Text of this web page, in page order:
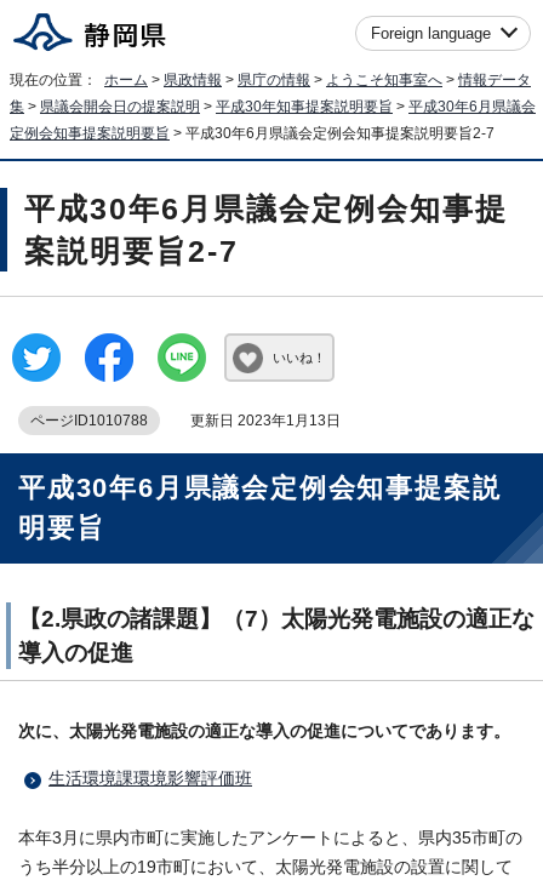
Foreign language
現在の位置： ホーム > 県政情報 > 県庁の情報 > ようこそ知事室へ >情報データ
集 > 県議会開会日の提案説明 > 平成30年知事提案説明要旨 > 平成30年6月県議会
定例会知事提案説明要旨 > 平成30年6月県議会定例会知事提案説明要旨2-7
平成30年6月県議会定例会知事提
案説明要旨2-7
いいね！
ページID1010788 更新日 2023年1月13日
平成30年6月県議会定例会知事提案説
明要旨
【2.県政の諸課題】（7）太陽光発電施設の適正な
導入の促進
次に、太陽光発電施設の適正な導入の促進についてであります。
生活環境課環境影響評価班
本年3月に県内市町に実施したアンケートによると、県内35市町の
うち半分以上の19市町において、太陽光発電施設の設置に関して